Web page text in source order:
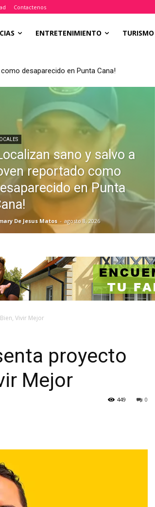
Contactenos
ENTRETENIMIENTO TURISMO
desaparecido en Punta Cana!
sano y salvo a
reportado como
en Punta
De Jesus Matos - agosto 8, 2026
Vivir Mejor
proyecto
Mejor
0
449